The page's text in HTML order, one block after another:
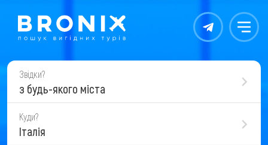
Контакты Меню
Звідки?
з будь-якого міста
Куди?
Італія